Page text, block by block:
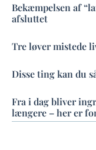
Bekæmpelsen af
afsluttet
Tre løver mistede
Disse ting kan du
Fra i dag bliver
længere – her er